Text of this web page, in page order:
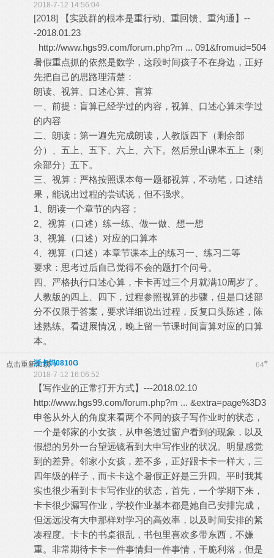
2018-7-12 14:56:04
[2018] 【实践群的根本是重行动、重回馈、重沟通】--
-2018.01.23
http://www.hgs99.com/forum.php?m ... 091&fromuid=504
暑假重点抓的依然是数学，这段时间孩子不在身边，正好
先把自己的思路理清楚：
朗读、视算、口述心算、盲算
一、前提：盲算已经学过的内容，视算、口述心算未学过
的内容
二、朗读：第一遍先完成朗读，人教版四下（剩余部
分）、五上、五下、六上、六下。然后景山课本五上（剩
余部分）五下。
三、视算：严格按照课本每一题都视算，不动笔，口述结
果，能说出过程的尝试说，但不强求。
1、朗读一个章节的内容；
2、视算（口述）练一练、做一做、想一想
3、视算（口述）对应的口算本
4、视算（口述）本章节课本上的练习一、练习二等
要求：思考过后自己觉得不会的题打个问号。
四、严格执行口述心算，卡卡再过三个月就满10周岁了。
人教版的四上、四下，过程参照视算的步骤，但是口述部
分不仅限于答案，要求详细说出过程，反复口头陈述，陈
述熟练。看进展情况，晚上留一节课时间盲算对应的口算
本。
点击重新加载 64#
浙卡妈0810G
2018-7-12 16:06:52
【写作业的正常打开方式】---2018.02.10
http://www.hgs99.com/forum.php?m ... &extra=page%3D3
申爸从外人的角度来看两个不同的孩子写作业时的状态，
一个是邻家的小女孩，从申爸透过窗户看到的现象，以及
假想的另外一台望远镜看到大申写作业的状况。明显感觉
到的差异。邻家小女孩，差不多，正好跟卡卡一样大，三
四年级的样子，而卡卡这个暑假正好是三升四。平时我其
实也很少看到卡卡写作业的状态，首先，一个学期下来，
卡卡很少漏写作业，学校作业基本都是她自己安排完成，
但远远没有大申那样对学习的高效率，以及时间安排的紧
凑程度。卡卡的书桌很乱，书包里喜欢多带东西，不嫌
重。非常期待卡卡一件事情归一件事情，干脆利落，但是